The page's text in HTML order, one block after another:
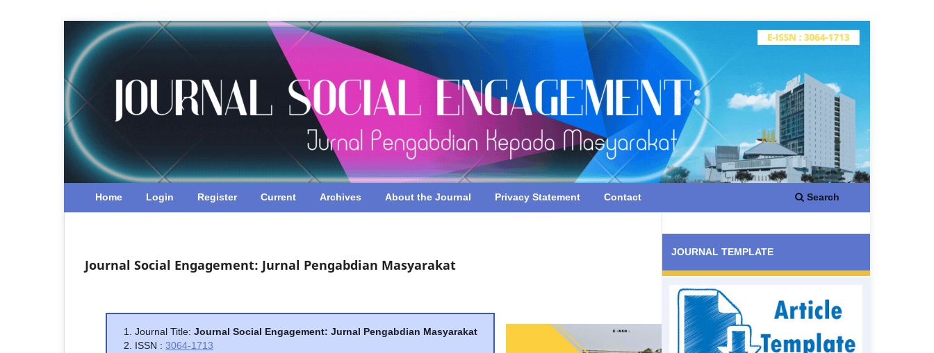
Home Login Register Current Archives About the Journal Privacy Statement Contact Search
Journal Social Engagement: Jurnal Pengabdian Masyarakat
Journal Title: Journal Social Engagement: Jurnal Pengabdian Masyarakat
ISSN : 3064-1713
JOURNAL TEMPLATE